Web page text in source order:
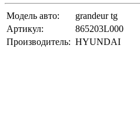
Модель авто:
grandeur tg
Артикул:
865203L000
Производитель: HYUNDAI